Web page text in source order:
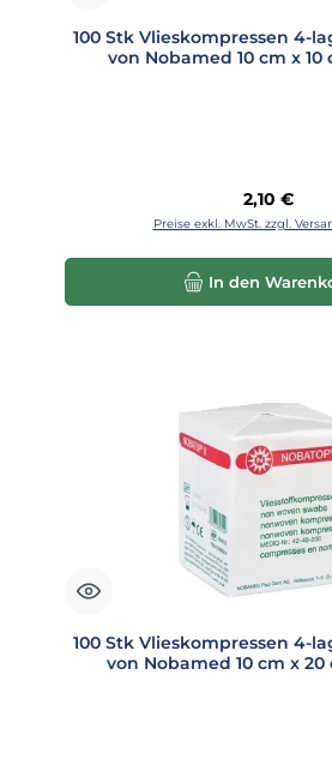
100 Stk Vlieskompressen 4-
von Nobamed 10 cm x 10
Regulärer
2,10 €
Preise exkl. MwSt. zzgl.
In den
100 Stk Vlieskompressen 4-
von Nobamed 10 cm x 20